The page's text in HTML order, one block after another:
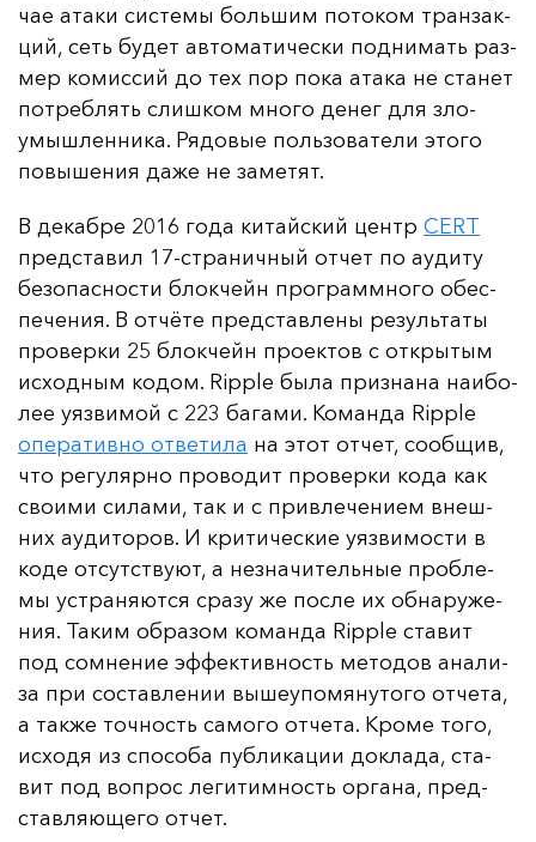
чае ата­ки сис­те­мы боль­шим по­то­ком тран­зак­
ций, сеть бу­дет ав­то­ма­ти­чес­ки под­ни­мать раз­
мер ко­мис­сий до тех пор по­ка ата­ка не ста­нет
пот­реб­лять слиш­ком мно­го де­нег для зло­
умыш­лен­ни­ка. Ря­до­вые поль­зо­ва­те­ли это­го
по­вы­ше­ния да­же не за­ме­тят.
В де­каб­ре 2016 го­да ки­тай­ский центр CERT
пред­ста­вил 17-стра­нич­ный от­чет по а­уди­ту
бе­зо­пас­нос­ти блок­чейн прог­рам­мно­го обес­
пе­че­ния. В от­чё­те пред­став­ле­ны ре­зуль­та­ты
про­вер­ки 25 блок­чейн про­ек­тов с от­кры­тым
ис­ход­ным ко­дом. Ripple бы­ла приз­на­на на­ибо­
лее у­яз­ви­мой с 223 ба­га­ми. Ко­ман­да Ripple
опе­ра­тив­но от­ве­ти­ла на этот от­чет, со­об­щив,
что ре­гу­ляр­но про­во­дит про­вер­ки ко­да как
сво­ими си­ла­ми, так и с прив­ле­че­ни­ем внеш­
них а­уди­то­ров. И кри­ти­чес­кие у­яз­ви­мос­ти в
ко­де от­сутс­тву­ют, а нез­на­чи­тель­ные проб­ле­
мы ус­тра­ня­ют­ся сра­зу же пос­ле их об­на­ру­же­
ния. Та­ким об­ра­зом ко­ман­да Ripple ста­вит
под сом­не­ние эф­фек­тив­ность ме­то­дов ана­ли­
за при сос­тав­ле­нии вы­ше­упо­мя­ну­то­го от­че­та,
а так­же точ­ность са­мо­го от­че­та. Кро­ме то­го,
ис­хо­дя из спо­со­ба пуб­ли­ка­ции док­ла­да, ста­
вит под воп­рос ле­ги­тим­ность ор­га­на, пред­
став­ля­юще­го от­чет.